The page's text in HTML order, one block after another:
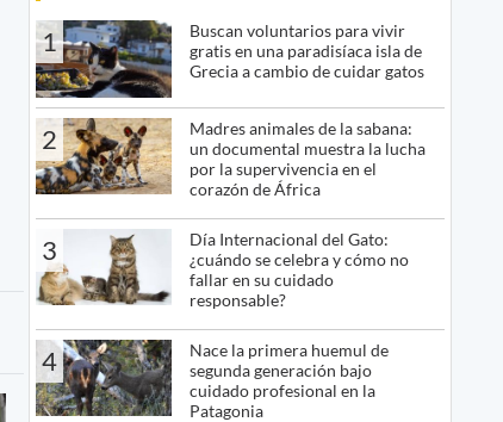
1
Buscan voluntarios para vivir
gratis en una paradisíaca isla de
Grecia a cambio de cuidar gatos
2
Madres animales de la sabana:
un documental muestra la lucha
por la supervivencia en el
corazón de África
3
Día Internacional del Gato:
¿cuándo se celebra y cómo no
fallar en su cuidado
responsable?
4
Nace la primera huemul de
segunda generación bajo
cuidado profesional en la
Patagonia